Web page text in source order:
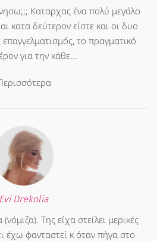
Καταρχας ένα πολύ μεγάλο
κατα δεύτερον είστε και οι δυο
το πραγματικό
για την κάθε...
Evi Drekolia
Της είχα στείλει μερικές
έχω φανταστεί κ όταν πήγα στο